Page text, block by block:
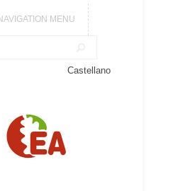
MENU
Castellano